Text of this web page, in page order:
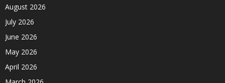
August 2026
July 2026
June 2026
May 2026
April 2026